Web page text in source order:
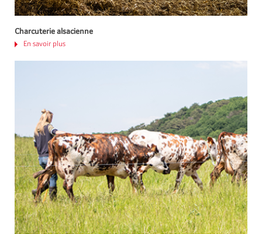
Charcuterie alsacienne
En savoir plus